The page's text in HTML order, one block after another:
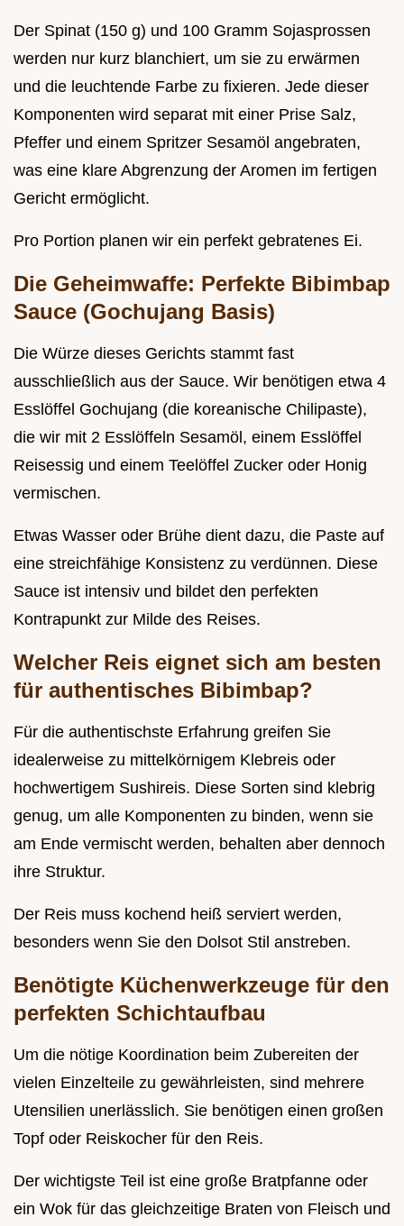
Der Spinat (150 g) und 100 Gramm Sojasprossen
werden nur kurz blanchiert, um sie zu erwärmen
und die leuchtende Farbe zu fixieren. Jede dieser
Komponenten wird separat mit einer Prise Salz,
Pfeffer und einem Spritzer Sesamöl angebraten,
was eine klare Abgrenzung der Aromen im fertigen
Gericht ermöglicht.
Pro Portion planen wir ein perfekt gebratenes Ei.
Die Geheimwaffe: Perfekte Bibimbap
Sauce (Gochujang Basis)
Die Würze dieses Gerichts stammt fast
ausschließlich aus der Sauce. Wir benötigen etwa 4
Esslöffel Gochujang (die koreanische Chilipaste),
die wir mit 2 Esslöffeln Sesamöl, einem Esslöffel
Reisessig und einem Teelöffel Zucker oder Honig
vermischen.
Etwas Wasser oder Brühe dient dazu, die Paste auf
eine streichfähige Konsistenz zu verdünnen. Diese
Sauce ist intensiv und bildet den perfekten
Kontrapunkt zur Milde des Reises.
Welcher Reis eignet sich am besten
für authentisches Bibimbap?
Für die authentischste Erfahrung greifen Sie
idealerweise zu mittelkörnigem Klebreis oder
hochwertigem Sushireis. Diese Sorten sind klebrig
genug, um alle Komponenten zu binden, wenn sie
am Ende vermischt werden, behalten aber dennoch
ihre Struktur.
Der Reis muss kochend heiß serviert werden,
besonders wenn Sie den Dolsot Stil anstreben.
Benötigte Küchenwerkzeuge für den
perfekten Schichtaufbau
Um die nötige Koordination beim Zubereiten der
vielen Einzelteile zu gewährleisten, sind mehrere
Utensilien unerlässlich. Sie benötigen einen großen
Topf oder Reiskocher für den Reis.
Der wichtigste Teil ist eine große Bratpfanne oder
ein Wok für das gleichzeitige Braten von Fleisch und